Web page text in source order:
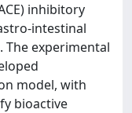
inhibitory
intestinal
experimental
model, with
bioactive